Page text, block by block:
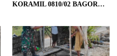
KORAMIL 0810/02 BAGOR
BAKTI